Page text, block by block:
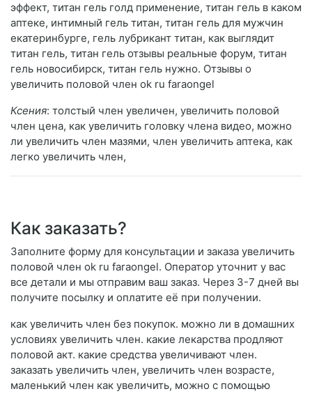
эффект, титан гель голд применение, титан гель в каком
аптеке, интимный гель титан, титан гель для мужчин
екатеринбурге, гель лубрикант титан, как выглядит
титан гель, титан гель отзывы реальные форум, титан
гель новосибирск, титан гель нужно. Отзывы о
увеличить половой член ok ru faraongel
Ксения: толстый член увеличен, увеличить половой
член цена, как увеличить головку члена видео, можно
ли увеличить член мазями, член увеличить аптека, как
легко увеличить член,
Как заказать?
Заполните форму для консультации и заказа увеличить
половой член ok ru faraongel. Оператор уточнит у вас
все детали и мы отправим ваш заказ. Через 3-7 дней вы
получите посылку и оплатите её при получении.
как увеличить член без покупок. можно ли в домашних
условиях увеличить член. какие лекарства продляют
половой акт. какие средства увеличивают член.
заказать увеличить член, увеличить член возрасте,
маленький член как увеличить, можно с помощью